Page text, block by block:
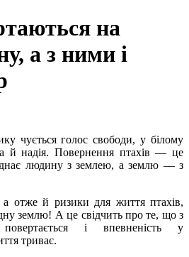
на
а з ними і
чується голос свободи, у білому
й надія. Повернення птахів — це
людину з землею, а землю — з
отже й ризики для життя птахів,
землю! А це свідчить про те, що з
і впевненість у
триває.